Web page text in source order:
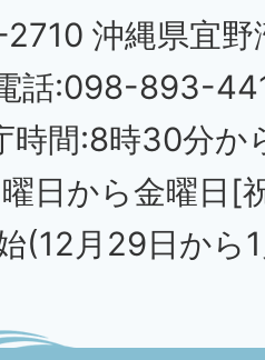
沖縄県宜野
話:098-893-
時間:8時30分か
日から金曜日[
(12月29日から